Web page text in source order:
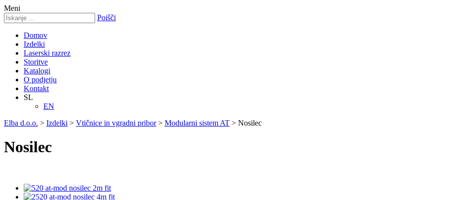
Meni
Poišči
Domov
Izdelki
Laserski razrez
Storitve
Katalogi
O podjetju
Kontakt
SL
EN
Elba d.o.o. > Izdelki > Vtičnice in vgradni pribor> Modularni sistem AT > Nosilec
Nosilec